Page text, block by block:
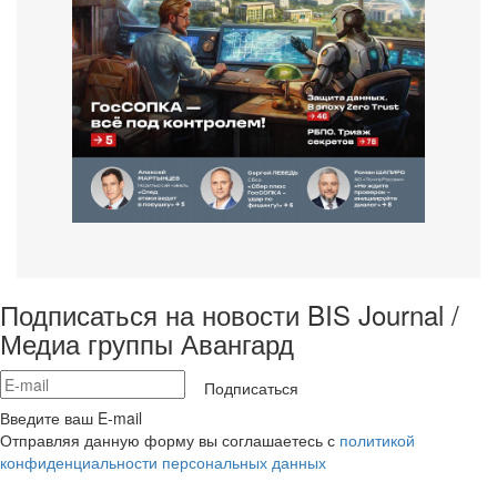
Подписаться на новости BIS Journal /
Медиа группы Авангард
Подписаться
Введите ваш E-mail
Отправляя данную форму вы соглашаетесь с политикой
конфиденциальности персональных данных